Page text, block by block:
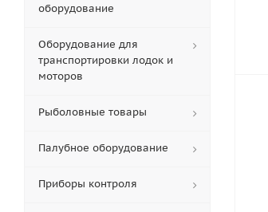
оборудование
Оборудование для
транспортировки лодок и
моторов
Рыболовные товары
Палубное оборудование
Приборы контроля